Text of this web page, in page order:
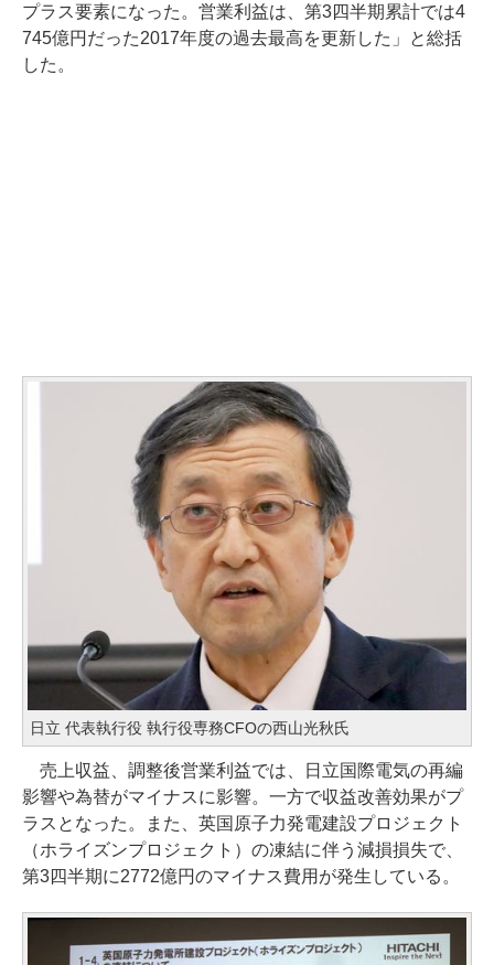
プラス要素になった。営業利益は、第3四半期累計では4
745億円だった2017年度の過去最高を更新した」と総括
した。
日立 代表執行役 執行役専務CFOの西山光秋氏
売上収益、調整後営業利益では、日立国際電気の再編
影響や為替がマイナスに影響。一方で収益改善効果がプ
ラスとなった。また、英国原子力発電建設プロジェクト
（ホライズンプロジェクト）の凍結に伴う減損損失で、
第3四半期に2772億円のマイナス費用が発生している。